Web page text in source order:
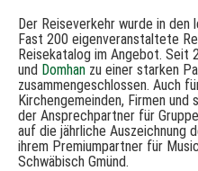
Der Reiseverkehr wurde in
Fast 200 eigenveranstaltete
Reisekatalog im Angebot. Seit
und Domhan zu einer starken
zusammengeschlossen. Auch
Kirchengemeinden, Firmen
der Ansprechpartner für
auf die jährliche Auszeichnung
ihrem Premiumpartner für
Schwäbisch Gmünd.